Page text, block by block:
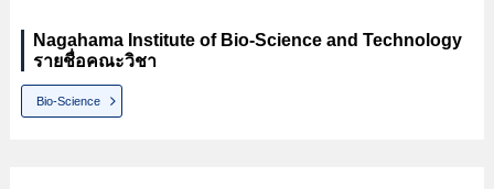
Nagahama Institute of Bio-Science and Technology
รายชื่อคณะวิชา
Bio-Science